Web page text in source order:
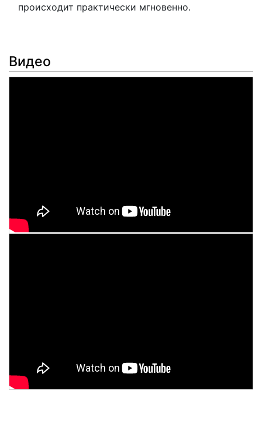
происходит практически мгновенно.
Видео